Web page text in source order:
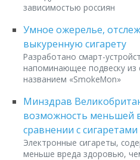
зависимостью россиян
Умное ожерелье,
выкуренную сигарету
Разработано смарт-
напоминающее подвеску из
названием «SmokeMon»
Минздрав
возможность меньшей
сравнении с сигаретами
Электронные сигареты,
меньше вреда здоровью,